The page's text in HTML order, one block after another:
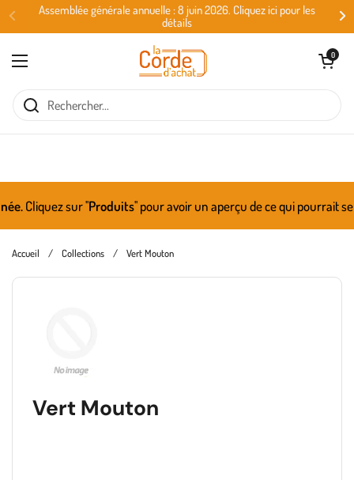
Passer au contenu
Assemblée générale annuelle : 8 juin 2026. Cliquez ici pour les
détails
Ouvrir le menu
Ouvrir le
0
Cliquez sur ''Produits'' pour avoir un aperçu de ce qui pourrait
Accueil / Collections / Vert Mouton
Vert Mouton